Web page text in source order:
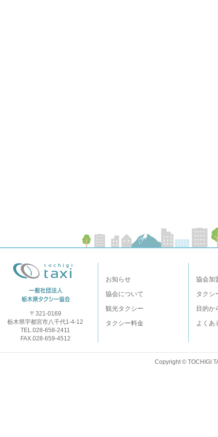
〒321-0169
栃木県宇都宮市八千代1-4-12
TEL.028-658-2411
FAX.028-659-4512
お知らせ
協会について
観光タクシー
タクシー料金
協会加
タクシ
目的か
よくあ
Copyright © TOCHIGI